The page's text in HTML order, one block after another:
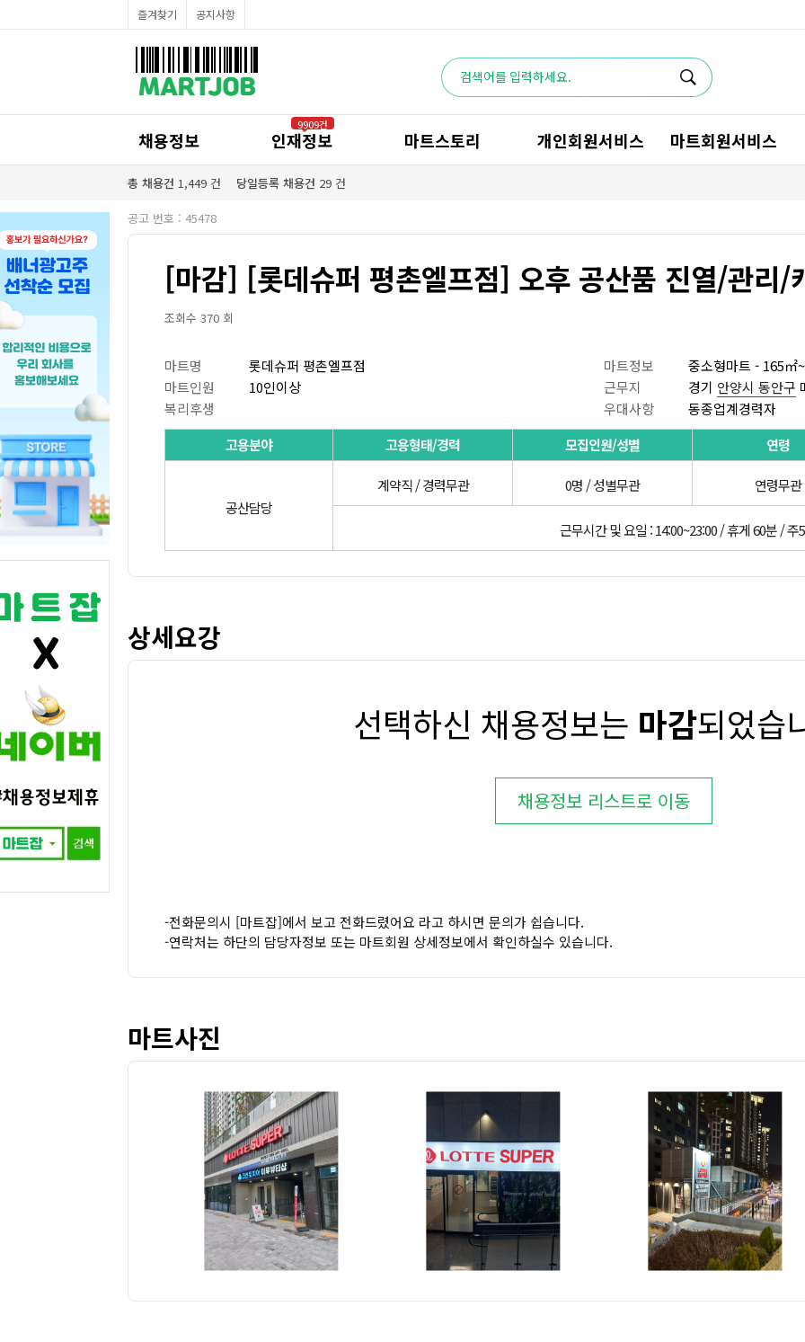
공산직원채용정보
농산/야채청과직원채용정보
수산직원채용정보
즐겨찾기 공지사항
채용정보 인재정보
9909건
마트스토리 개인회원서비스 마트회원서비스
총 채용건 1,449 건 당일등록 채용건 29 건
공고 번호 : 45478
[마감] [롯데슈퍼 평촌엘프점] 오후 공산품 진열/관리/
조회수 370 회
마트명 롯데슈퍼 평촌엘프점 마트정보
중소형마트 - 165㎡
마트인원
10인이상 근무지 경기 안양시 동안구
복리후생
우대사항
동종업계경력자
고용분야
고용형태/경력 모집인원/성별 연령
공산담당
계약직 / 경력무관 0명 / 성별무관 연령무관
근무시간 및 요일 : 14:00~23:00 / 휴게 60분 / 주
상세요강
선택하신 채용정보는 마감되었습
채용정보 리스트로 이동
-전화문의시 [마트잡]에서 보고 전화드렸어요 라고 하시면 문의가 쉽습니다.
-연락처는 하단의 담당자정보 또는 마트회원 상세정보에서 확인하실수 있습니다.
마트사진